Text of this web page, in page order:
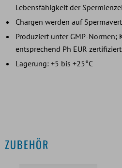
Lebensfähigkeit der
Chargen werden auf
Produziert unter GMP-Normen;
entsprechend Ph EUR zertifiziert
Lagerung: +5 bis +25°C
ZUBEHÖR